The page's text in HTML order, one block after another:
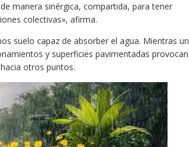
manera sinérgica, compartida, para tener
colectivas», afirma.
suelo capaz de absorber el agua. Mientras un
y superficies pavimentadas provocan
otros puntos.